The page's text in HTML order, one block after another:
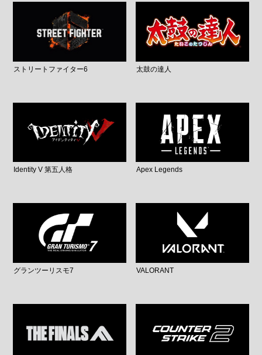
ストリートファイター6 太鼓の達人
Identity V 第五人格 Apex Legends
グランツーリスモ7 VALORANT